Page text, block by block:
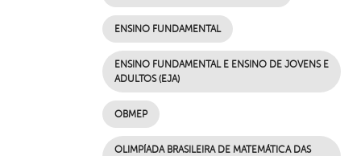
ENSINO FUNDAMENTAL
ENSINO FUNDAMENTAL E ENSINO DE JOVENS E
ADULTOS (EJA)
OBMEP
OLIMPÍADA BRASILEIRA DE MATEMÁTICA DAS